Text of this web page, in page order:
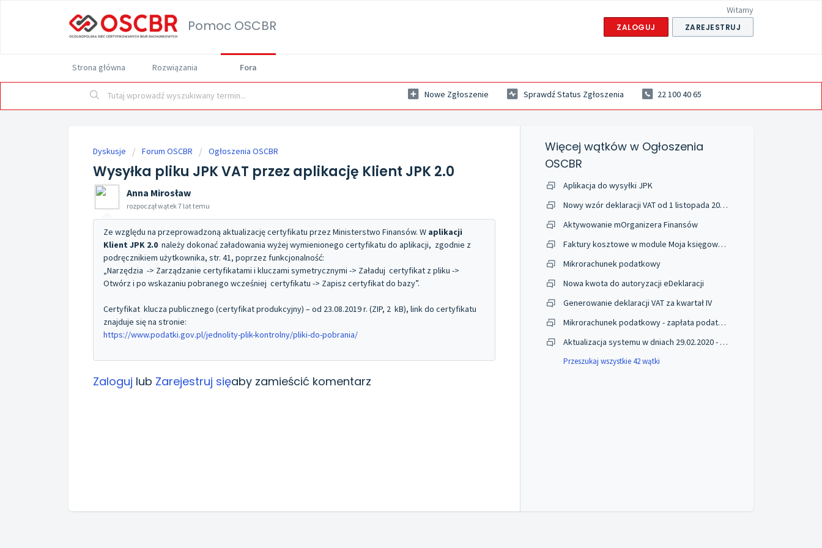
Pomoc OSCBR
Witamy
ZALOGUJ ZAREJESTRUJ
Strona główna Rozwiązania Fora
Nowe Zgłoszenie Sprawdź Status Zgłoszenia 22 100 40 65
Dyskusje Forum OSCBR Ogłoszenia OSCBR
Wysyłka pliku JPK VAT przez aplikację Klient JPK 2.0
Anna Mirosław
rozpoczął wątek7 lat temu
Ze względu na przeprowadzoną aktualizację certyfikatu przez Ministerstwo Finansów. W aplikacji
Klient JPK 2.0 należy dokonać załadowania wyżej wymienionego certyfikatu do aplikacji, zgodnie z
podręcznikiem użytkownika, str. 41, poprzez funkcjonalność:
„Narzędzia -> Zarządzanie certyfikatami i kluczami symetrycznymi -> Załaduj certyfikat z pliku ->
Otwórz i po wskazaniu pobranego wcześniej certyfikatu -> Zapisz certyfikat do bazy”.
Certyfikat klucza publicznego (certyfikat produkcyjny) – od 23.08.2019 r. (ZIP, 2 kB), link do certyfikatu
znajduje się na stronie:
https://www.podatki.gov.pl/jednolity-plik-kontrolny/pliki-do-pobrania/
Zaloguj lub Zarejestruj sięaby zamieścić komentarz
Więcej wątków w Ogłoszenia
OSCBR
Aplikacja do wysyłki JPK
Nowy wzór deklaracji VAT od 1 listopada 2019- problem z wysyłką deklaracji za listopad- błąd 401
Aktywowanie mOrganizera Finansów
Faktury kosztowe w module Moja księgowość
Mikrorachunek podatkowy
Nowa kwota do autoryzacji eDeklaracji
Generowanie deklaracji VAT za kwartał IV
Mikrorachunek podatkowy - zapłata podatków VAT/PIT/PPE
Aktualizacja systemu w dniach 29.02.2020 - 01.03.2020
Przeszukaj wszystkie 42 wątki